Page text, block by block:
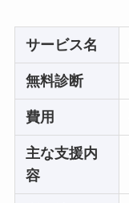
サービス名
無料診断
費用
主な支援内
容